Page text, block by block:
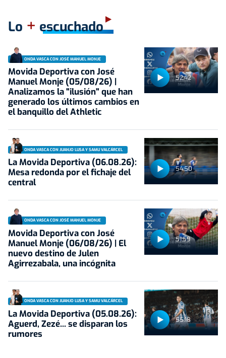
Lo + escuchado
52:42
ONDA VASCA CON JOSÉ MANUEL MONJE
Movida Deportiva con José
Manuel Monje (05/08/26) |
Analizamos la "ilusión" que han
generado los últimos cambios en
el banquillo del Athletic
54:50
ONDA VASCA CON JUANJO LUSA Y SAMU VALCÁRCEL
La Movida Deportiva (06.08.26):
Mesa redonda por el fichaje del
central
51:59
ONDA VASCA CON JOSÉ MANUEL MONJE
Movida Deportiva con José
Manuel Monje (06/08/26) | El
nuevo destino de Julen
Agirrezabala, una incógnita
55:18
ONDA VASCA CON JUANJO LUSA Y SAMU VALCÁRCEL
La Movida Deportiva (05.08.26):
Aguerd, Zezé... se disparan los
rumores